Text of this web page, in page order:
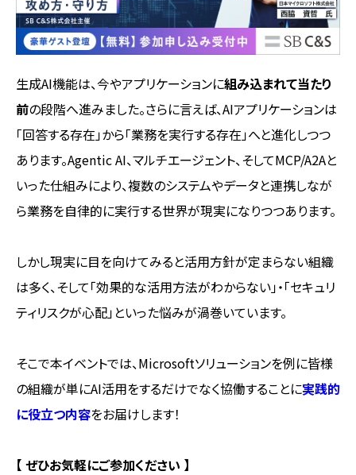
生成AI機能は、今やアプリケーションに組み込まれて当たり
前の段階へ進みました。さらに言えば、AIアプリケーションは
「回答する存在」から「業務を実行する存在」へと進化しつつ
あります。Agentic AI、マルチエージェント、そしてMCP/A2Aと
いった仕組みにより、複数のシステムやデータと連携しなが
ら業務を自律的に実行する世界が現実になりつつあります。
しかし現実に目を向けてみると活用方針が定まらない組織
は多く、そして「効果的な活用方法がわからない」・「セキュリ
ティリスクが心配」といった悩みが渦巻いています。
そこで本イベントでは、Microsoftソリューションを例に皆様
の組織が単にAI活用をするだけでなく協働することに実践的
に役立つ内容をお届けします！
【 ぜひお気軽にご参加ください 】